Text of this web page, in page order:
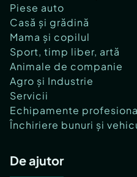
Piese auto
Casă și grădină
Mama și copilul
Sport, timp liber, artă
Animale de companie
Agro și Industrie
Servicii
Echipamente
Închiriere bunuri și
De ajutor